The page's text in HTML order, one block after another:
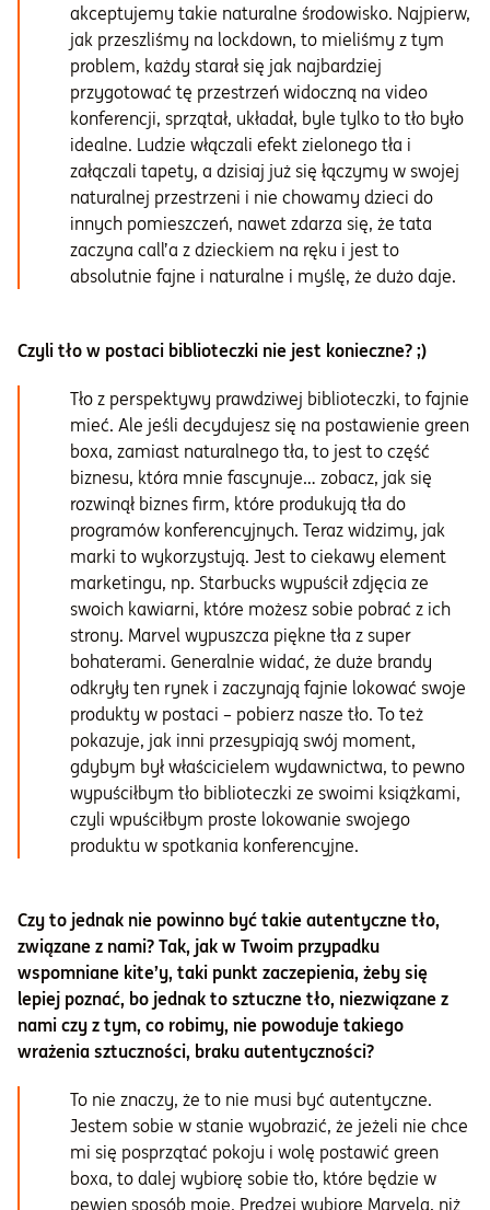
akceptujemy takie naturalne środowisko. Najpierw,
jak przeszliśmy na lockdown, to mieliśmy z tym
problem, każdy starał się jak najbardziej
przygotować tę przestrzeń widoczną na video
konferencji, sprzątał, układał, byle tylko to tło było
idealne. Ludzie włączali efekt zielonego tła i
załączali tapety, a dzisiaj już się łączymy w swojej
naturalnej przestrzeni i nie chowamy dzieci do
innych pomieszczeń, nawet zdarza się, że tata
zaczyna call’a z dzieckiem na ręku i jest to
absolutnie fajne i naturalne i myślę, że dużo daje.
Czyli tło w postaci biblioteczki nie jest konieczne? ;)
Tło z perspektywy prawdziwej biblioteczki, to fajnie
mieć. Ale jeśli decydujesz się na postawienie green
boxa, zamiast naturalnego tła, to jest to część
biznesu, która mnie fascynuje… zobacz, jak się
rozwinął biznes firm, które produkują tła do
programów konferencyjnych. Teraz widzimy, jak
marki to wykorzystują. Jest to ciekawy element
marketingu, np. Starbucks wypuścił zdjęcia ze
swoich kawiarni, które możesz sobie pobrać z ich
strony. Marvel wypuszcza piękne tła z super
bohaterami. Generalnie widać, że duże brandy
odkryły ten rynek i zaczynają fajnie lokować swoje
produkty w postaci – pobierz nasze tło. To też
pokazuje, jak inni przesypiają swój moment,
gdybym był właścicielem wydawnictwa, to pewno
wypuściłbym tło biblioteczki ze swoimi książkami,
czyli wpuściłbym proste lokowanie swojego
produktu w spotkania konferencyjne.
Czy to jednak nie powinno być takie autentyczne tło,
związane z nami? Tak, jak w Twoim przypadku
wspomniane kite’y, taki punkt zaczepienia, żeby się
lepiej poznać, bo jednak to sztuczne tło, niezwiązane z
nami czy z tym, co robimy, nie powoduje takiego
wrażenia sztuczności, braku autentyczności?
To nie znaczy, że to nie musi być autentyczne.
Jestem sobie w stanie wyobrazić, że jeżeli nie chce
mi się posprzątać pokoju i wolę postawić green
boxa, to dalej wybiorę sobie tło, które będzie w
pewien sposób moje. Prędzej wybiorę Marvela, niż